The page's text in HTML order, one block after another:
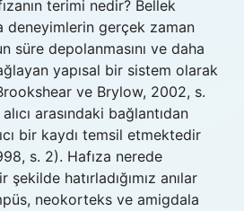
terimi nedir? Bellek
deneyimlerin gerçek zaman
süre depolanmasını ve daha
yapısal bir sistem olarak
ve Brylow, 2002, s.
arasındaki bağlantıdan
bir kaydı temsil etmektedir
s. 2). Hafıza nerede
hatırladığımız anılar
neokorteks ve amigdala